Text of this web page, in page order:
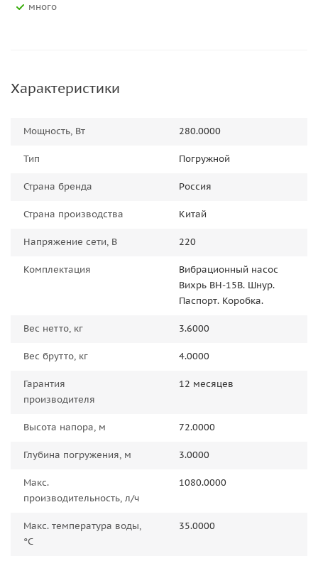
Много
Характеристики
Мощность, Вт 280.0000
Тип Погружной
Страна бренда Россия
Страна производства Китай
Напряжение сети, В 220
Комплектация
Вибрационный насос
Вихрь ВН-15В. Шнур.
Паспорт. Коробка.
Вес нетто, кг 3.6000
Вес брутто, кг 4.0000
Гарантия
производителя
12 месяцев
Высота напора, м 72.0000
Глубина погружения, м 3.0000
Макс.
производительность, л/ч
1080.0000
Макс. температура воды,
°C
35.0000